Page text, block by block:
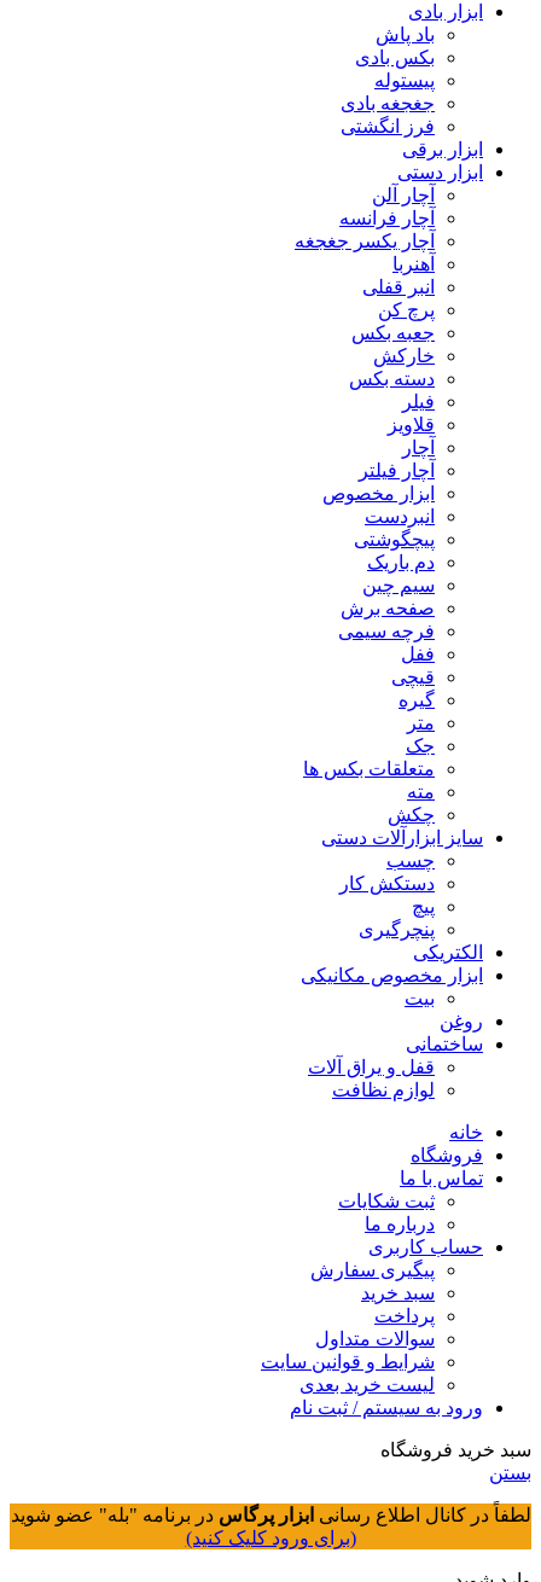
ابزار بادی
باد پاش
بکس بادی
پیستوله
جغجغه بادی
فرز انگشتی
ابزار برقی
ابزار دستی
آچار آلن
آچار فرانسه
آچار یکسر جغجغه
آهنربا
انبر قفلی
پرچ کن
جعبه بکس
خارکش
دسته بکس
فیلر
قلاویز
آچار
آچار فیلتر
ابزار مخصوص
انبردست
پیچگوشتی
دم باریک
سیم چین
صفحه برش
فرچه سیمی
ففل
قیچی
گیره
متر
جک
متعلقات بکس ها
مته
چکش
سایز ابزارآلات دستی
چسب
دستکش کار
پیچ
پنچرگیری
الکتریکی
ابزار مخصوص مکانیکی
بیت
روغن
ساختمانی
قفل و یراق آلات
لوازم نظافت
خانه
فروشگاه
تماس با ما
ثبت شکایات
درباره ما
حساب کاربری
پیگیری سفارش
سبد خرید
پرداخت
سوالات متداول
شرایط و قوانین سایت
لیست خرید بعدی
ورود به سیستم / ثبت نام
سبد خرید فروشگاه
بستن
لطفاً در کانال اطلاع رسانی ابزار پرگاس در برنامه "بله" عضو شوید
(برای ورود کلیک کنید)